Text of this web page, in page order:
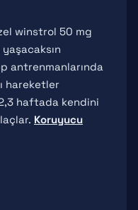
winstrol 50 mg
antrenmanlarında
hareketler
haftada kendini
Koruyucu